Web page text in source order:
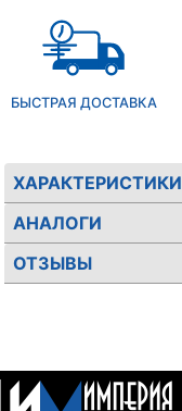
БЫСТРАЯ ДОСТАВКА
ХАРАКТЕРИСТИКИ
АНАЛОГИ
ОТЗЫВЫ